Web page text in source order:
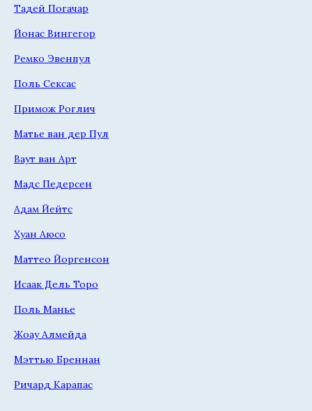
Тадей Погачар
Йонас Вингегор
Ремко Эвенпул
Поль Сексас
Примож Роглич
Матье ван дер Пул
Ваут ван Арт
Мадс Педерсен
Адам Йейтс
Хуан Аюсо
Маттео Йоргенсон
Исаак Дель Торо
Поль Манье
Жоау Алмейда
Мэттью Бреннан
Ричард Карапас